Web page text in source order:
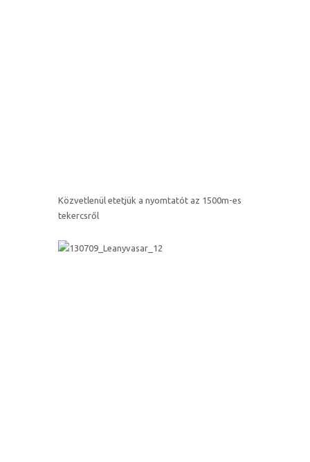
Közvetlenül etetjük a nyomtatót az 1500m-es
tekercsről